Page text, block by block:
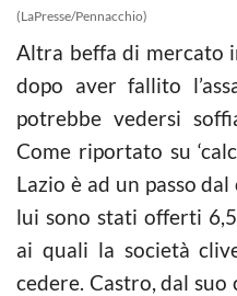
(LaPresse/Pennacchio)
Altra beffa di mercato
dopo aver fallito
potrebbe vedersi
Come riportato su
Lazio è ad un passo
lui sono stati offerti
ai quali la società
cedere. Castro, dal suo